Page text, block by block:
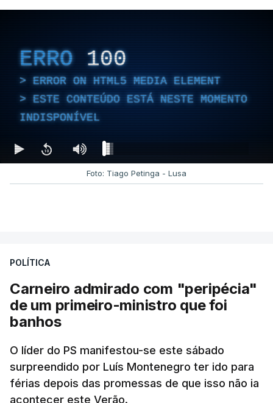
ERRO 100
ERROR ON HTML5 MEDIA ELEMENT
ESTE CONTEÚDO ESTÁ NESTE MOMENTO
INDISPONÍVEL
Foto: Tiago Petinga - Lusa
POLÍTICA
Carneiro admirado com "peripécia"
de um primeiro-ministro que foi
banhos
O líder do PS manifestou-se este sábado
surpreendido por Luís Montenegro ter ido para
férias depois das promessas de que isso não ia
acontecer este Verão.